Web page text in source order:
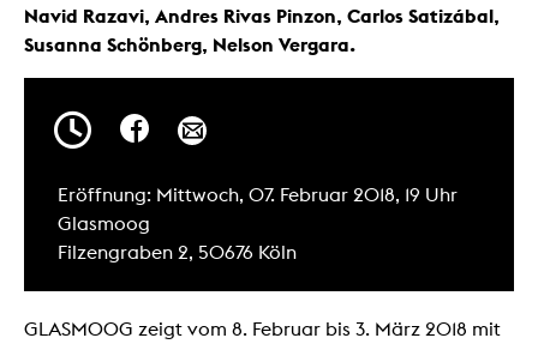
Navid Razavi, Andres Rivas Pinzon, Carlos Satizábal,
Susanna Schönberg, Nelson Vergara.
Eröffnung: Mittwoch, 07. Februar 2018, 19 Uhr
Glasmoog
Filzengraben 2, 50676 Köln
GLASMOOG zeigt vom 8. Februar bis 3. März 2018 mit